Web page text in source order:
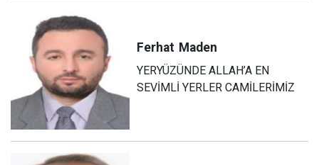
Ferhat Maden
YERYÜZÜNDE ALLAH’A EN
SEVİMLİ YERLER CAMİLERİMİZ